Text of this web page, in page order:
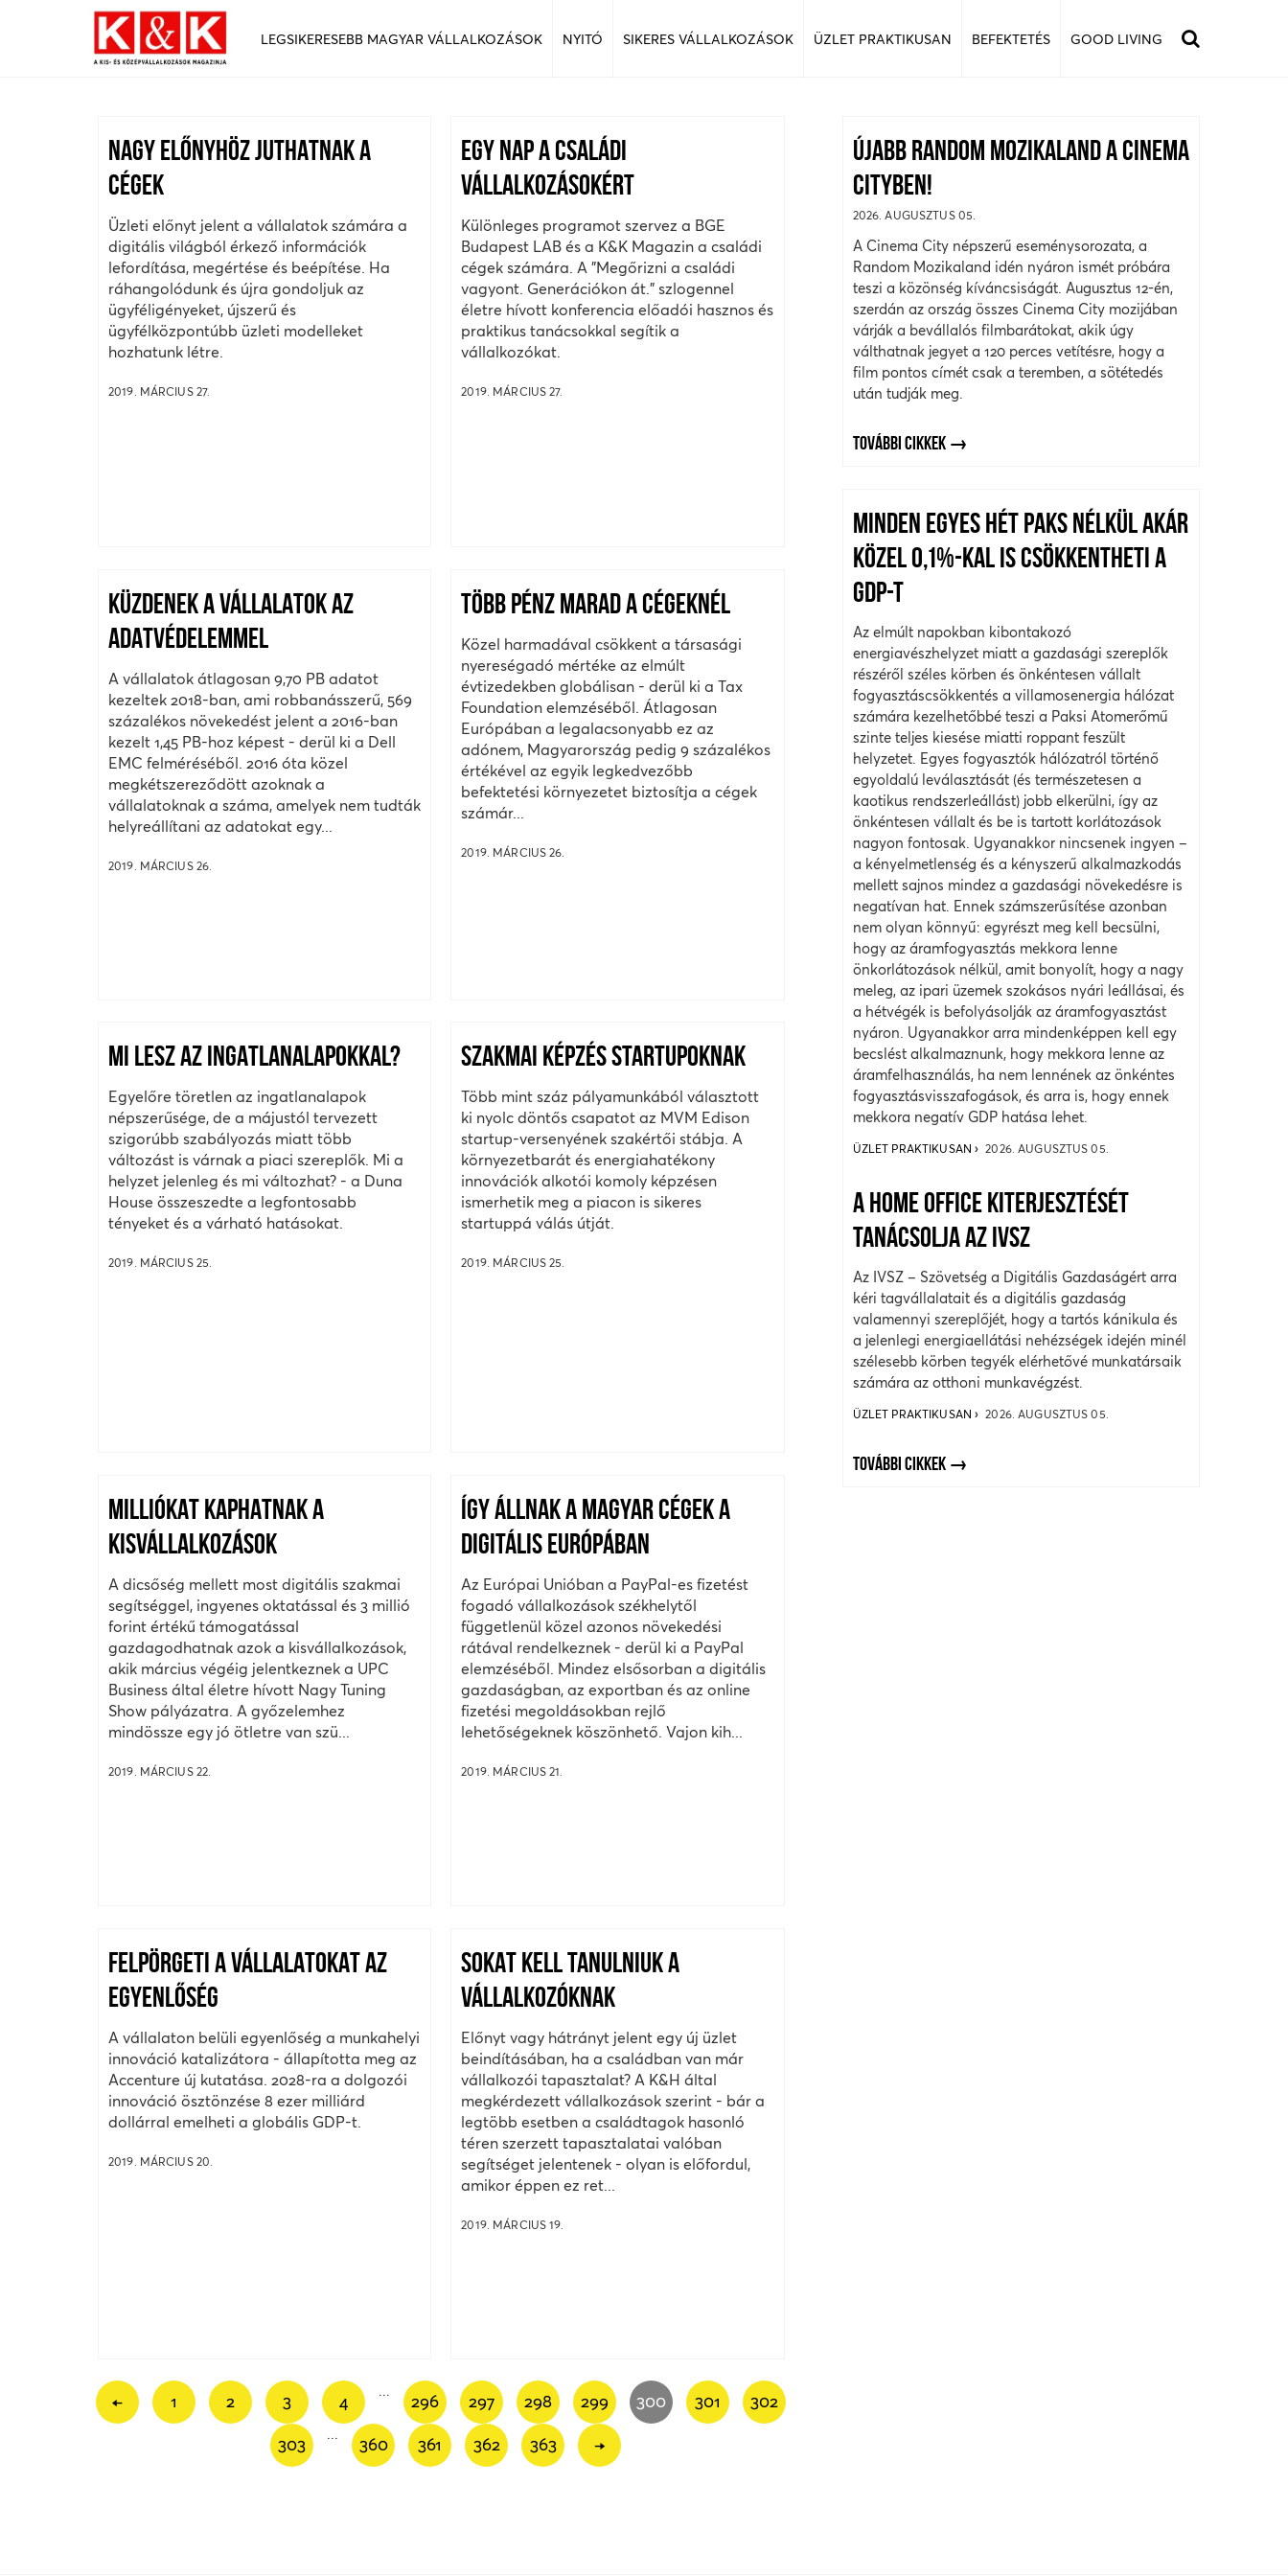
LEGSIKERESEBB MAGYAR VÁLLALKOZÁSOK NYITÓ SIKERES VÁLLALKOZÁSOK ÜZLET PRAKTIKUSAN BEFEKTETÉS GOOD LIVING
NAGY ELŐNYHÖZ JUTHATNAK A
CÉGEK
Üzleti előnyt jelent a vállalatok számára a
digitális világból érkező információk
lefordítása, megértése és beépítése. Ha
ráhangolódunk és újra gondoljuk az
ügyféligényeket, újszerű és
ügyfélközpontúbb üzleti modelleket
hozhatunk létre.
2019. MÁRCIUS 27.
EGY NAP A CSALÁDI
VÁLLALKOZÁSOKÉRT
Különleges programot szervez a BGE
Budapest LAB és a K&K Magazin a családi
cégek számára. A "Megőrizni a családi
vagyont. Generációkon át." szlogennel
életre hívott konferencia előadói hasznos és
praktikus tanácsokkal segítik a
vállalkozókat.
2019. MÁRCIUS 27.
KÜZDENEK A VÁLLALATOK AZ
ADATVÉDELEMMEL
A vállalatok átlagosan 9,70 PB adatot
kezeltek 2018-ban, ami robbanásszerű, 569
százalékos növekedést jelent a 2016-ban
kezelt 1,45 PB-hoz képest - derül ki a Dell
EMC felméréséből. 2016 óta közel
megkétszereződött azoknak a
vállalatoknak a száma, amelyek nem tudták
helyreállítani az adatokat egy...
2019. MÁRCIUS 26.
TÖBB PÉNZ MARAD A CÉGEKNÉL
Közel harmadával csökkent a társasági
nyereségadó mértéke az elmúlt
évtizedekben globálisan - derül ki a Tax
Foundation elemzéséből. Átlagosan
Európában a legalacsonyabb ez az
adónem, Magyarország pedig 9 százalékos
értékével az egyik legkedvezőbb
befektetési környezetet biztosítja a cégek
számár...
2019. MÁRCIUS 26.
MI LESZ AZ INGATLANALAPOKKAL?
Egyelőre töretlen az ingatlanalapok
népszerűsége, de a májustól tervezett
szigorúbb szabályozás miatt több
változást is várnak a piaci szereplők. Mi a
helyzet jelenleg és mi változhat? - a Duna
House összeszedte a legfontosabb
tényeket és a várható hatásokat.
2019. MÁRCIUS 25.
SZAKMAI KÉPZÉS STARTUPOKNAK
Több mint száz pályamunkából választott
ki nyolc döntős csapatot az MVM Edison
startup-versenyének szakértői stábja. A
környezetbarát és energiahatékony
innovációk alkotói komoly képzésen
ismerhetik meg a piacon is sikeres
startuppá válás útját.
2019. MÁRCIUS 25.
MILLIÓKAT KAPHATNAK A
KISVÁLLALKOZÁSOK
A dicsőség mellett most digitális szakmai
segítséggel, ingyenes oktatással és 3 millió
forint értékű támogatással
gazdagodhatnak azok a kisvállalkozások,
akik március végéig jelentkeznek a UPC
Business által életre hívott Nagy Tuning
Show pályázatra. A győzelemhez
mindössze egy jó ötletre van szü...
2019. MÁRCIUS 22.
ÍGY ÁLLNAK A MAGYAR CÉGEK A
DIGITÁLIS EURÓPÁBAN
Az Európai Unióban a PayPal-es fizetést
fogadó vállalkozások székhelytől
függetlenül közel azonos növekedési
rátával rendelkeznek - derül ki a PayPal
elemzéséből. Mindez elsősorban a digitális
gazdaságban, az exportban és az online
fizetési megoldásokban rejlő
lehetőségeknek köszönhető. Vajon kih...
2019. MÁRCIUS 21.
FELPÖRGETI A VÁLLALATOKAT AZ
EGYENLŐSÉG
A vállalaton belüli egyenlőség a munkahelyi
innováció katalizátora - állapította meg az
Accenture új kutatása. 2028-ra a dolgozói
innováció ösztönzése 8 ezer milliárd
dollárral emelheti a globális GDP-t.
2019. MÁRCIUS 20.
SOKAT KELL TANULNIUK A
VÁLLALKOZÓKNAK
Előnyt vagy hátrányt jelent egy új üzlet
beindításában, ha a családban van már
vállalkozói tapasztalat? A K&H által
megkérdezett vállalkozások szerint - bár a
legtöbb esetben a családtagok hasonló
téren szerzett tapasztalatai valóban
segítséget jelentenek - olyan is előfordul,
amikor éppen ez ret...
2019. MÁRCIUS 19.
← 1 2 3 4 296 297 298 299 300 301 302
303 360 361 362 363 →
ÚJABB RANDOM MOZIKALAND A CINEMA
CITYBEN!
2026. AUGUSZTUS 05.
A Cinema City népszerű eseménysorozata, a
Random Mozikaland idén nyáron ismét próbára
teszi a közönség kíváncsiságát. Augusztus 12-én,
szerdán az ország összes Cinema City mozijában
várják a bevállalós filmbarátokat, akik úgy
válthatnak jegyet a 120 perces vetítésre, hogy a
film pontos címét csak a teremben, a sötétedés
után tudják meg.
TOVÁBBI CIKKEK
MINDEN EGYES HÉT PAKS NÉLKÜL AKÁR
KÖZEL 0,1%-KAL IS CSÖKKENTHETI A
GDP-T
Az elmúlt napokban kibontakozó
energiavészhelyzet miatt a gazdasági szereplők
részéről széles körben és önkéntesen vállalt
fogyasztáscsökkentés a villamosenergia hálózat
számára kezelhetőbbé teszi a Paksi Atomerőmű
szinte teljes kiesése miatti roppant feszült
helyzetet. Egyes fogyasztók hálózatról történő
egyoldalú leválasztását (és természetesen a
kaotikus rendszerleállást) jobb elkerülni, így az
önkéntesen vállalt és be is tartott korlátozások
nagyon fontosak. Ugyanakkor nincsenek ingyen –
a kényelmetlenség és a kényszerű alkalmazkodás
mellett sajnos mindez a gazdasági növekedésre is
negatívan hat. Ennek számszerűsítése azonban
nem olyan könnyű: egyrészt meg kell becsülni,
hogy az áramfogyasztás mekkora lenne
önkorlátozások nélkül, amit bonyolít, hogy a nagy
meleg, az ipari üzemek szokásos nyári leállásai, és
a hétvégék is befolyásolják az áramfogyasztást
nyáron. Ugyanakkor arra mindenképpen kell egy
becslést alkalmaznunk, hogy mekkora lenne az
áramfelhasználás, ha nem lennének az önkéntes
fogyasztásvisszafogások, és arra is, hogy ennek
mekkora negatív GDP hatása lehet.
ÜZLET PRAKTIKUSAN 2026. AUGUSZTUS 05.
A HOME OFFICE KITERJESZTÉSÉT
TANÁCSOLJA AZ IVSZ
Az IVSZ – Szövetség a Digitális Gazdaságért arra
kéri tagvállalatait és a digitális gazdaság
valamennyi szereplőjét, hogy a tartós kánikula és
a jelenlegi energiaellátási nehézségek idején minél
szélesebb körben tegyék elérhetővé munkatársaik
számára az otthoni munkavégzést.
ÜZLET PRAKTIKUSAN 2026. AUGUSZTUS 05.
TOVÁBBI CIKKEK